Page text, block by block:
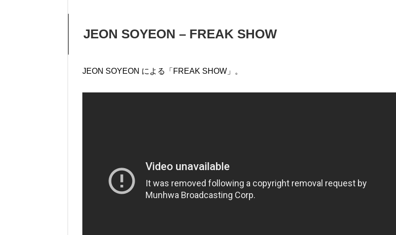
JEON SOYEON – FREAK SHOW
JEON SOYEON による「FREAK SHOW」。